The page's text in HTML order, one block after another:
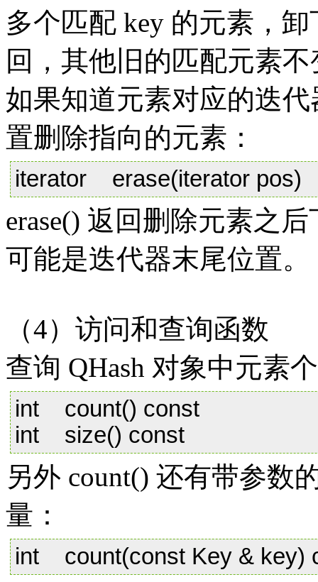
多个匹配 key 的元素，
回，其他旧的匹配元素不
如果知道元素对应的迭
置删除指向的元素：
iterator erase(iterator pos)
erase() 返回删除元素之
可能是迭代器末尾位置。
（4）访问和查询函数
查询 QHash 对象中元素
int count() const
int size() const
另外 count() 还有带参数
量：
int count(const Key & key)